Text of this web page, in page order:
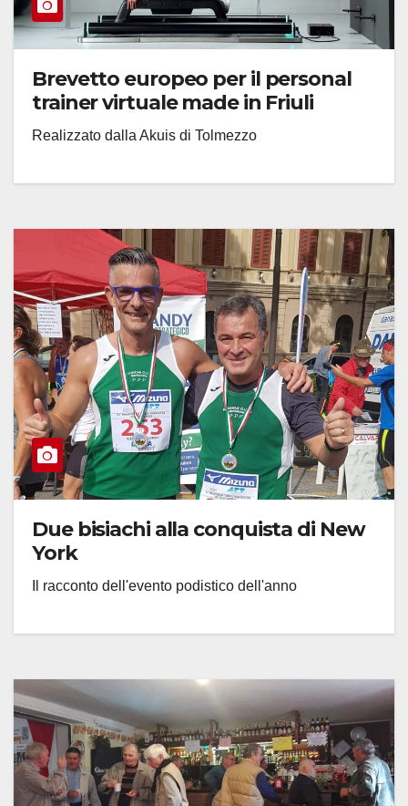
Brevetto europeo per il personal
trainer virtuale made in Friuli
Realizzato dalla Akuis di Tolmezzo
Due bisiachi alla conquista di New
York
Il racconto dell'evento podistico dell'anno